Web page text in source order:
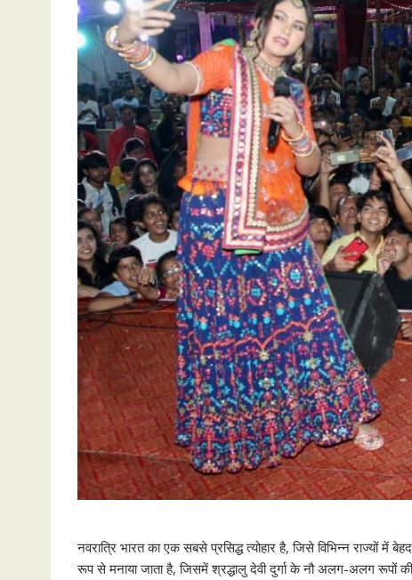
नवरात्रि भारत का एक सबसे प्रसिद्ध त्योहार है, जिसे विभिन्न राज्यों में
रूप से मनाया जाता है, जिसमें श्रद्धालु देवी दुर्गा के नौ अलग-अलग